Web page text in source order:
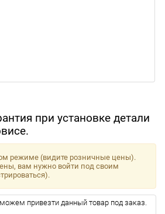
при установке детали
режиме (видите розничные цены).
вам нужно войти под своим
привезти данный товар под заказ.